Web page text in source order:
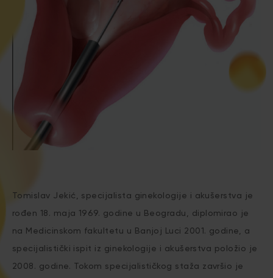
Tomislav Jekić, specijalista ginekologije i akušerstva je
rođen 18. maja 1969. godine u Beogradu, diplomirao je
na Medicinskom fakultetu u Banjoj Luci 2001. godine, a
specijalistički ispit iz ginekologije i akušerstva položio je
2008. godine. Tokom specijalističkog staža završio je